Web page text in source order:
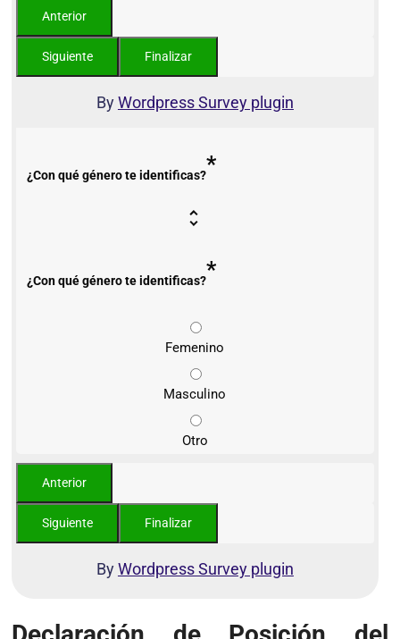
ByWordpress Survey plugin
¿Con qué género te identificas?*
¿Con qué género te identificas?*
Femenino
Masculino
Otro
ByWordpress Survey plugin